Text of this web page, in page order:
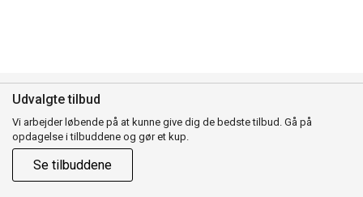
Udvalgte tilbud
Vi arbejder løbende på at kunne give dig de bedste tilbud. Gå på
opdagelse i tilbuddene og gør et kup.
Se tilbuddene